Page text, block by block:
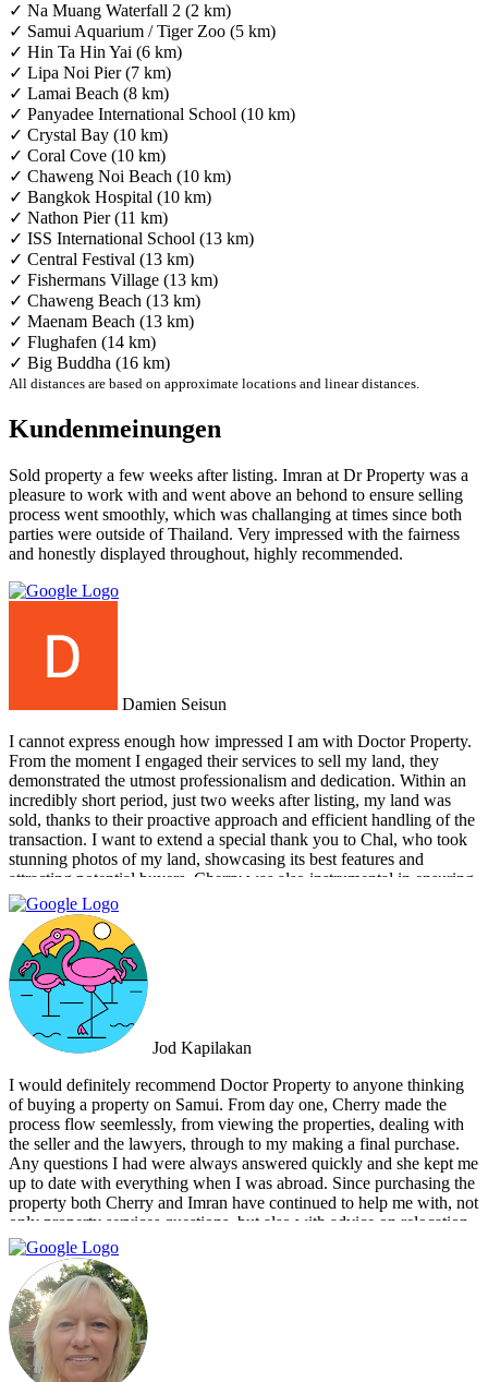
✓ Na Muang Waterfall 2 (2 km)
✓ Samui Aquarium / Tiger Zoo (5 km)
✓ Hin Ta Hin Yai (6 km)
✓ Lipa Noi Pier (7 km)
✓ Lamai Beach (8 km)
✓ Panyadee International School (10 km)
✓ Crystal Bay (10 km)
✓ Coral Cove (10 km)
✓ Chaweng Noi Beach (10 km)
✓ Bangkok Hospital (10 km)
✓ Nathon Pier (11 km)
✓ ISS International School (13 km)
✓ Central Festival (13 km)
✓ Fishermans Village (13 km)
✓ Chaweng Beach (13 km)
✓ Maenam Beach (13 km)
✓ Flughafen (14 km)
✓ Big Buddha (16 km)
All distances are based on approximate locations and linear distances.
Kundenmeinungen
Sold property a few weeks after listing. Imran at Dr Property was a
pleasure to work with and went above an behond to ensure selling
process went smoothly, which was challanging at times since both
parties were outside of Thailand. Very impressed with the fairness
and honestly displayed throughout, highly recommended.
Damien Seisun
I cannot express enough how impressed I am with Doctor Property.
From the moment I engaged their services to sell my land, they
demonstrated the utmost professionalism and dedication. Within an
incredibly short period, just two weeks after listing, my land was
sold, thanks to their proactive approach and efficient handling of the
transaction. I want to extend a special thank you to Chal, who took
stunning photos of my land, showcasing its best features and
attracting potential buyers. Cherry was also instrumental in ensuring
that the deal went through smoothly, providing invaluable support
and guidance every step of the way. What sets Doctor Property Real
Estate apart is their commitment to honesty and transparency.
Throughout the entire process, I felt well-informed and confident in
their abilities. Their team's attention to detail and personalized
approach made the selling experience stress-free and enjoyable. I
highly recommend Doctor Property Real Estate to anyone looking
for a real estate agency that goes above and beyond to deliver
outstanding results. Their professionalism, expertise, and exceptional
service make them the perfect choice for all your real estate needs.
Jod Kapilakan
I would definitely recommend Doctor Property to anyone thinking
of buying a property on Samui. From day one, Cherry made the
process flow seemlessly, from viewing the properties, dealing with
the seller and the lawyers, through to my making a final purchase.
Any questions I had were always answered quickly and she kept me
up to date with everything when I was abroad. Since purchasing the
property both Cherry and Imran have continued to help me with, not
only property services questions, but also with advice on relocation
information. You always feel welcome and they'll always make time
for you.